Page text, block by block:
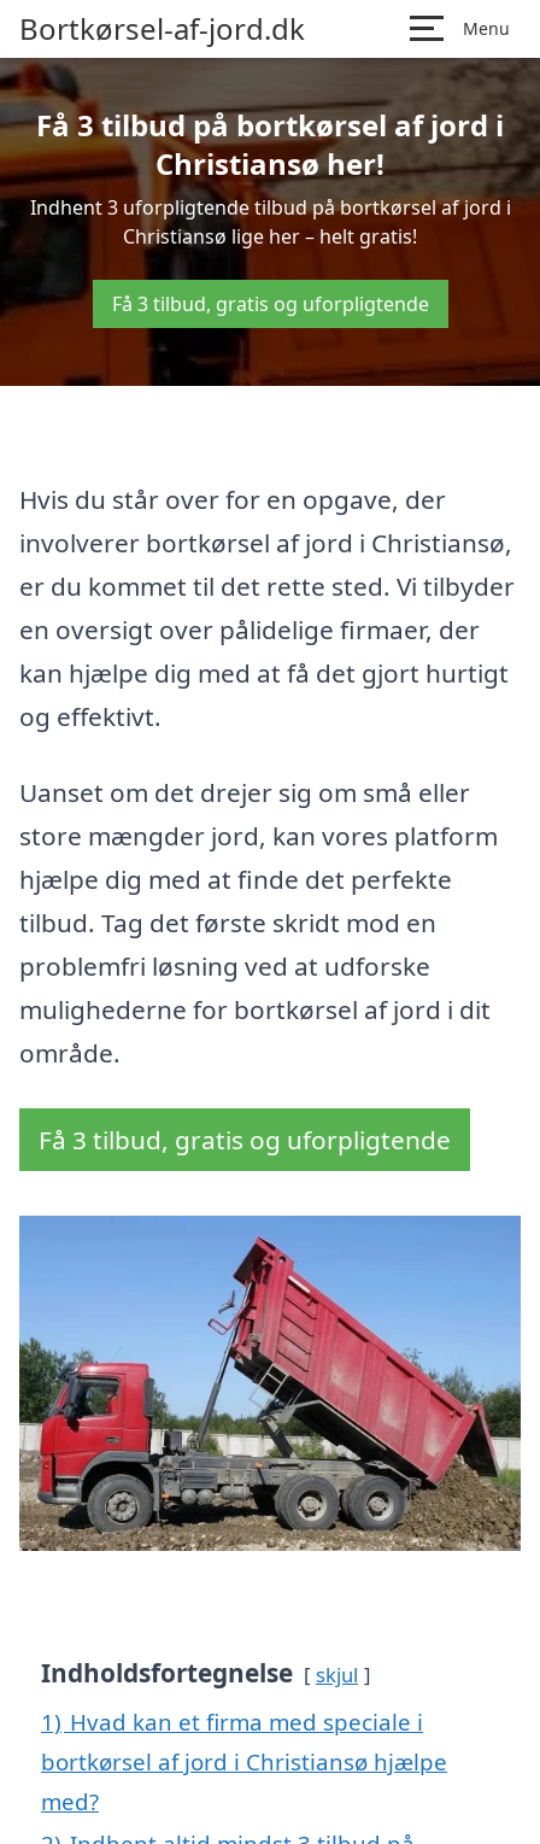
Bortkørsel-af-jord.dk Menu
Få 3 tilbud på bortkørsel af jord i
Christiansø her!
Indhent 3 uforpligtende tilbud på bortkørsel af jord i
Christiansø lige her – helt gratis!
Få 3 tilbud, gratis og uforpligtende
Hvis du står over for en opgave, der
involverer bortkørsel af jord i Christiansø,
er du kommet til det rette sted. Vi tilbyder
en oversigt over pålidelige firmaer, der
kan hjælpe dig med at få det gjort hurtigt
og effektivt.
Uanset om det drejer sig om små eller
store mængder jord, kan vores platform
hjælpe dig med at finde det perfekte
tilbud. Tag det første skridt mod en
problemfri løsning ved at udforske
mulighederne for bortkørsel af jord i dit
område.
Få 3 tilbud, gratis og uforpligtende
Indholdsfortegnelse skjul
1) Hvad kan et firma med speciale i
bortkørsel af jord i Christiansø hjælpe
med?